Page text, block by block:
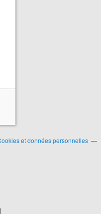
et données personnelles